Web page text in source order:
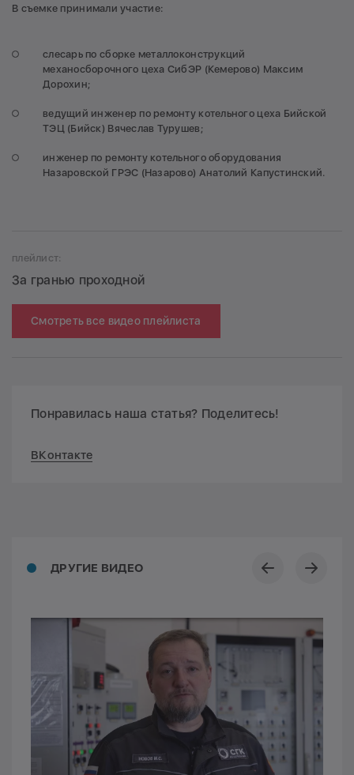
В съемке принимали участие:
слесарь по сборке металлоконструкций
механосборочного цеха СибЭР (Кемерово) Максим
Дорохин;
ведущий инженер по ремонту котельного цеха Бийской
ТЭЦ (Бийск) Вячеслав Турушев;
инженер по ремонту котельного оборудования
Назаровской ГРЭС (Назарово) Анатолий Капустинский.
плейлист:
За гранью проходной
Смотреть все видео плейлиста
Понравилась наша статья? Поделитесь!
ВКонтакте
ДРУГИЕ ВИДЕО